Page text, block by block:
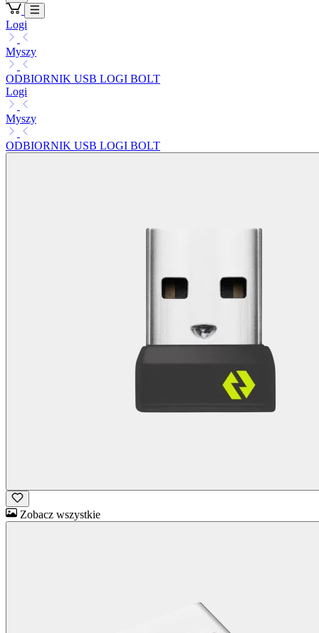
Logi
Myszy
ODBIORNIK USB LOGI BOLT
Logi
Myszy
ODBIORNIK USB LOGI BOLT
Zobacz wszystkie